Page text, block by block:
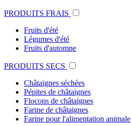
PRODUITS FRAIS
Fruits d'été
Légumes d'été
Fruits d'automne
PRODUITS SECS
Châtaignes séchées
Pépites de châtaignes
Flocons de châtaignes
Farine de châtaignes
Farine pour l'alimentation animale